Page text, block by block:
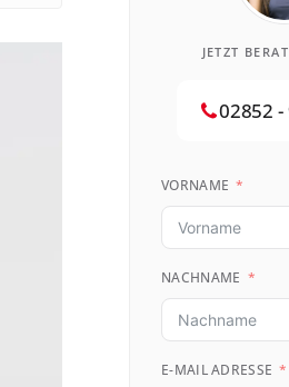
JETZT
02852
VORNAME
NACHNAME
E-MAIL ADRESSE